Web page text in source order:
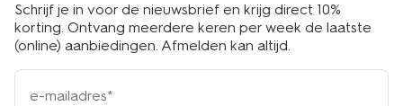
Schrijf je in voor de nieuwsbrief en krijg direct 10%
korting. Ontvang meerdere keren per week de laatste
(online) aanbiedingen. Afmelden kan altijd.
e-
mailadres